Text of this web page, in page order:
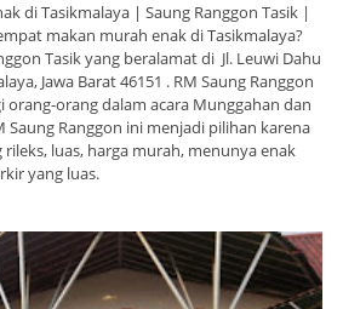
di Tasikmalaya | Saung Ranggon Tasik |
makan murah enak di Tasikmalaya?
Tasik yang beralamat di Jl. Leuwi Dahu
Jawa Barat 46151 . RM Saung Ranggon
orang-orang dalam acara Munggahan dan
Saung Ranggon ini menjadi pilihan karena
luas, harga murah, menunya enak
yang luas.